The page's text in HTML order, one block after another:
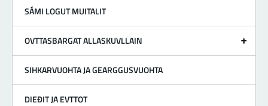
SÁMI LOGUT MUITALIT
OVTTASBARGAT ALLASKUVLLAIN
SIHKARVUOHTA JA GEARGGUSVUOHTA
DIEĐIT JA EVTTOT